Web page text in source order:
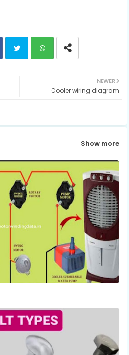
NEWER
Cooler wiring diagram
Show more